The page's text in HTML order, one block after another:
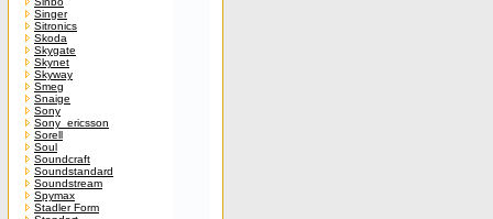
Singer
Sitronics
Skoda
Skygate
Skynet
Skyway
Smeg
Snaige
Sony
Sony_ericsson
Sorell
Soul
Soundcraft
Soundstandard
Soundstream
Spymax
Stadler Form